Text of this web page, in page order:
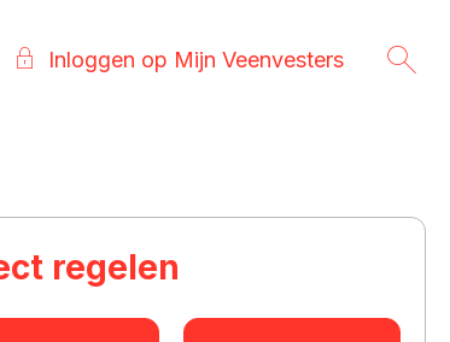
Inloggen op Mijn Veenvesters
regelen